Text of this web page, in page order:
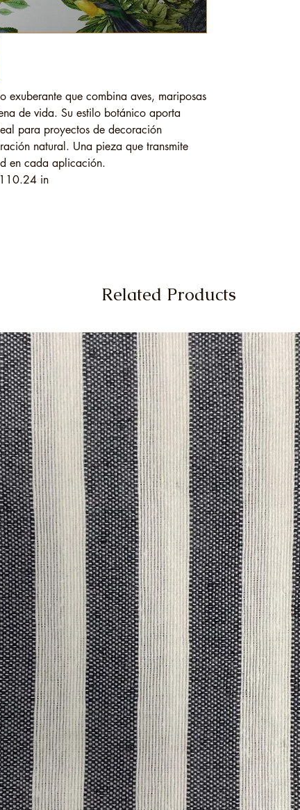
exuberante que combina aves, mariposas
de vida. Su estilo botánico aporta
para proyectos de decoración
natural. Una pieza que transmite
en cada aplicación.
in
Related Products